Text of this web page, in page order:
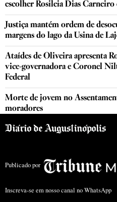
escolher Rosileia Dias
Justiça mantém ordem de
margens do lago da Usina de
Ataídes de Oliveira apresenta
vice-governadora e Coronel
Federal
Morte de jovem no
moradores
Publicado por
Inscreva-se em nosso canal no WhatsApp